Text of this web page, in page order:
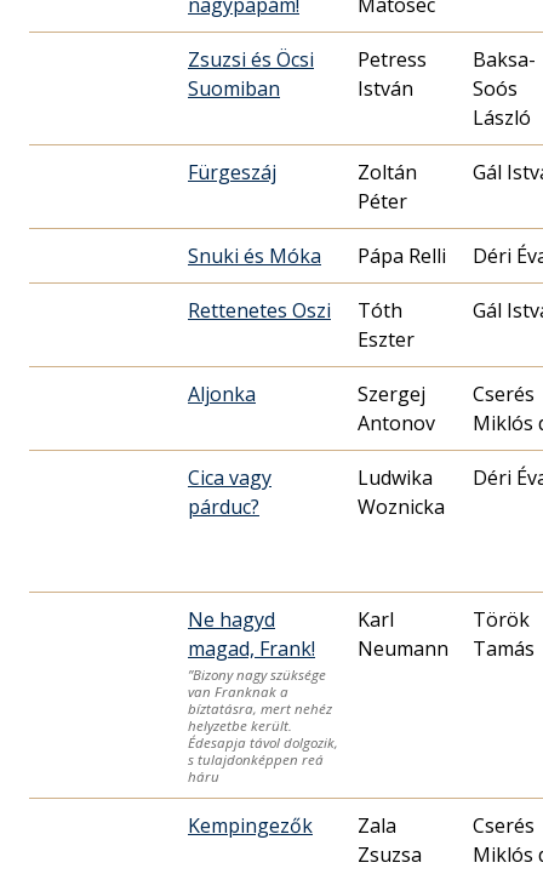
Zsuzsi és Öcsi
Suomiban
Petress
István
Baksa-
Soós
László
Fürgeszáj
Zoltán
Péter
Gál
Snuki és Móka Pápa Relli Déri
Rettenetes Oszi
Tóth
Eszter
Gál
Aljonka
Szergej
Antonov
Cserés
Miklós
Cica vagy
párduc?
Ludwika
Woznicka
Déri
Ne hagyd
magad, Frank!
”Bizony nagy szüksége
van Franknak a
bíztatásra, mert nehéz
helyzetbe került.
Édesapja távol dolgozik,
s tulajdonképpen reá
háru
Karl
Neumann
Török
Tamás
Kempingezők
Zala
Zsuzsa
Cserés
Miklós